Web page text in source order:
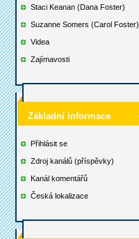
Staci Keanan (Dana Foster)
Suzanne Somers (Carol Foster)
Videa
Zajímavosti
Základní informace
Přihlásit se
Zdroj kanálů (příspěvky)
Kanál komentářů
Česká lokalizace